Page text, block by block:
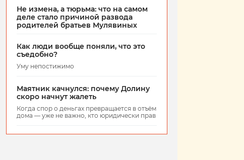
Не измена, а тюрьма: что на самом
деле стало причиной развода
родителей братьев Мулявиных
Как люди вообще поняли, что это
съедобно?
Уму непостижимо
Маятник качнулся: почему Долину
скоро начнут жалеть
Когда спор о деньгах превращается в отъём
дома — уже не важно, кто юридически прав